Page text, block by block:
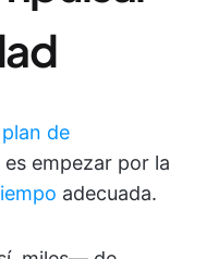
plan de
empezar por la
adecuada.